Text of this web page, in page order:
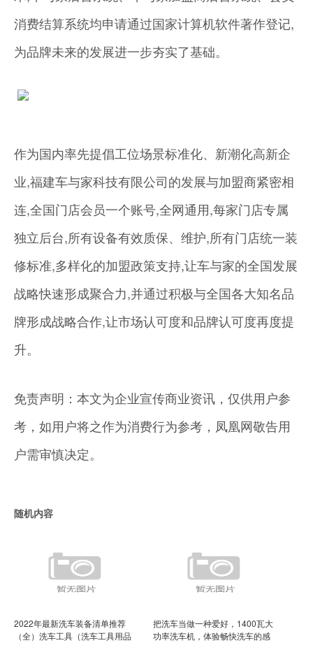
消费结算系统均申请通过国家计算机软件著作登记,
为品牌未来的发展进一步夯实了基础。
作为国内率先提倡工位场景标准化、新潮化高新企
业,福建车与家科技有限公司的发展与加盟商紧密相
连,全国门店会员一个账号,全网通用,每家门店专属
独立后台,所有设备有效质保、维护,所有门店统一装
修标准,多样化的加盟政策支持,让车与家的全国发展
战略快速形成聚合力,并通过积极与全国各大知名品
牌形成战略合作,让市场认可度和品牌认可度再度提
升。
免责声明：本文为企业宣传商业资讯，仅供用户参
考，如用户将之作为消费行为参考，凤凰网敬告用
户需审慎决定。
随机内容
2022年最新洗车装备清单推荐
（全）洗车工具（洗车工具用品
把洗车当做一种爱好，1400瓦大
功率洗车机，体验畅快洗车的感